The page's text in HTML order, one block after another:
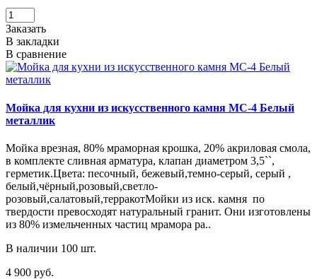
Заказать
В закладки
В сравнение
Мойка для кухни из искусственного камня МС-4 Белый
металлик
Мойка врезная, 80% мраморная крошка, 20% акриловая смола,
в комплекте сливная арматура, клапан диаметром 3,5``,
герметик.Цвета: песочный, бежевый,темно-серый, серый ,
белый,чёрный,розовый,светло-
розовый,салатовый,терракотМойки из иск. камня по
твердости превосходят натуральный гранит. Они изготовлены
из 80% измельченных частиц мрамора ра..
В наличии 100 шт.
4 900 руб.